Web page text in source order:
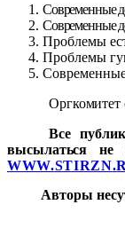
Современные
Современные
Проблемы
Проблемы
Оргкомитет
Все
высылаться не
WWW.STIRZN.
Авторы